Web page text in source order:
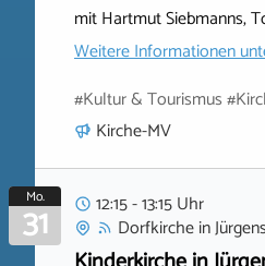
mit Hartmut Siebmanns,
Weitere Informationen
#Kultur & Tourismus
Kirche-MV
Mo.
31
12:15 - 13:15 Uhr
Dorfkirchein